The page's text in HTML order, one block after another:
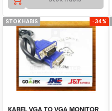
STOK HABIS -34%
KABEL VGA TO VGA MONITOR